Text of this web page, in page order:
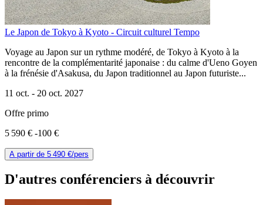
Le Japon de Tokyo à Kyoto - Circuit culturel Tempo
Voyage au Japon sur un rythme modéré, de Tokyo à Kyoto à la
rencontre de la complémentarité japonaise : du calme d'Ueno Goyen
à la frénésie d'Asakusa, du Japon traditionnel au Japon futuriste...
11 oct. - 20 oct. 2027
Offre primo
5 590 € -100 €
A partir de 5 490 €/pers
D'autres conférenciers à découvrir